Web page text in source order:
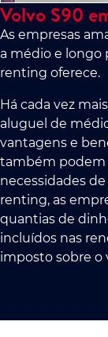
Volvo S90
As empresas
a médio e longo
renting oferece.
Há cada vez
aluguel de
vantagens e
também podem
necessidades
renting, as
quantias de
incluídos nas
imposto sobre o